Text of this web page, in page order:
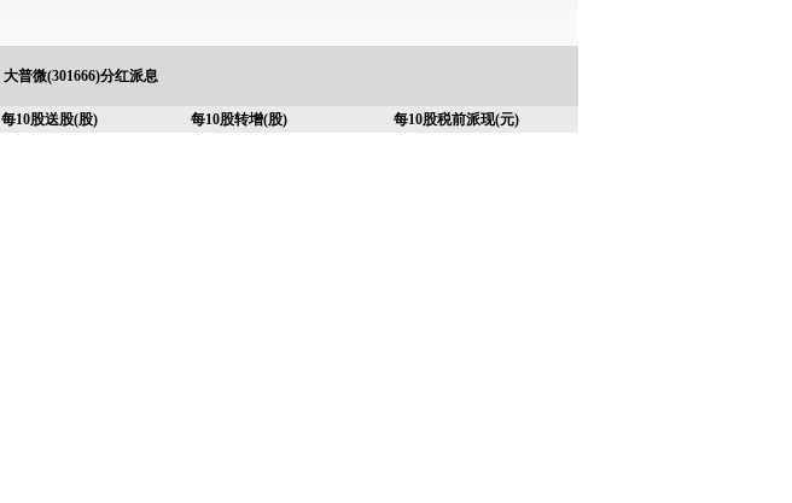
大普微(301666)分红派息
每10股送股(股) 每10股转增(股) 每10股税前派现(元)